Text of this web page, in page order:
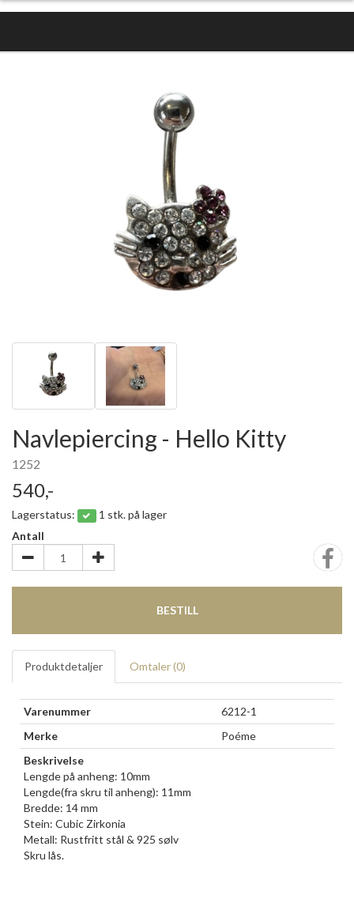
Navlepiercing - Hello Kitty
1252
540,-
Lagerstatus:
1 stk. på lager
Antall
BESTILL
Produktdetaljer Omtaler (0)
Varenummer
6212-1
Merke
Poéme
Beskrivelse
Lengde på anheng: 10mm
Lengde(fra skru til anheng): 11mm
Bredde: 14 mm
Stein: Cubic Zirkonia
Metall: Rustfritt stål & 925 sølv
Skru lås.